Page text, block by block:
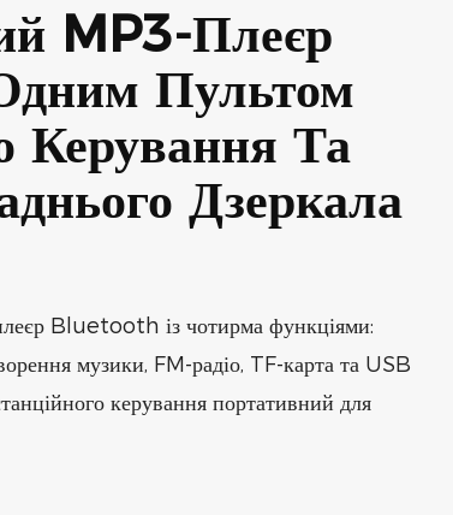
MP3-Плеєр
Пультом
Керування Та
Дзеркала
Bluetooth із чотирма функціями:
музики, FM-радіо, TF-карта та USB
керування портативний для